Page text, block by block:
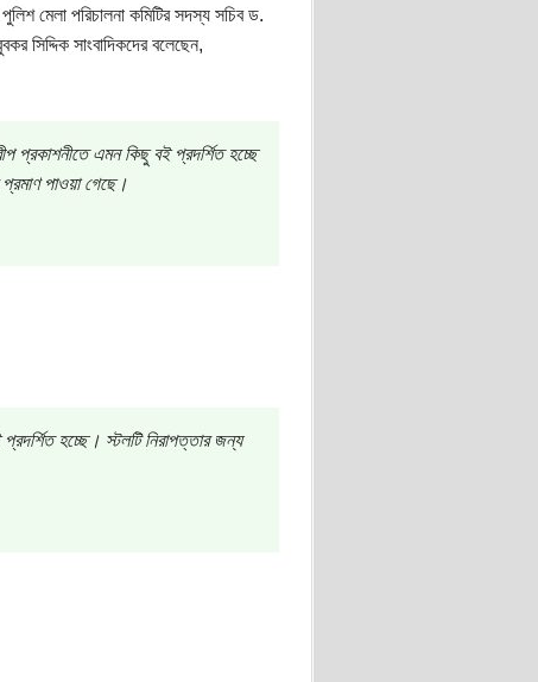
মেলা পরিচালনা কমিটির সদস্য সচিব ড.
সিদ্দিক সাংবাদিকদের বলেছেন,
প্রকাশনীতে এমন কিছু বই প্রদর্শিত হচ্ছে
পাওয়া গেছে।
হচ্ছে। স্টলটি নিরাপত্তার জন্য